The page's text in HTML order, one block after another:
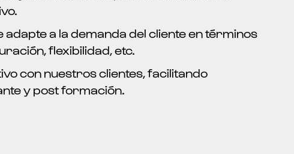
a la demanda del cliente en términos
flexibilidad, etc.
con nuestros clientes, facilitando
y post formación.